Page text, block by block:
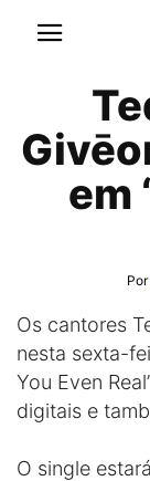
em
Por
Os cantores
nesta sexta-
You Even
digitais e
O single